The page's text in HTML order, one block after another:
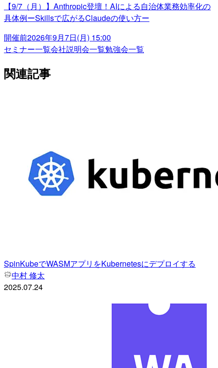
【9/7（月）】Anthropic登壇！AIによる自治体業務効率化の
具体例ーSkillsで広がるClaudeの使い方ー
開催前2026年9月7日(月) 15:00
セミナー一覧会社説明会一覧勉強会一覧
関連記事
SpinKubeでWASMアプリをKubernetesにデプロイする
中村 修太
2025.07.24